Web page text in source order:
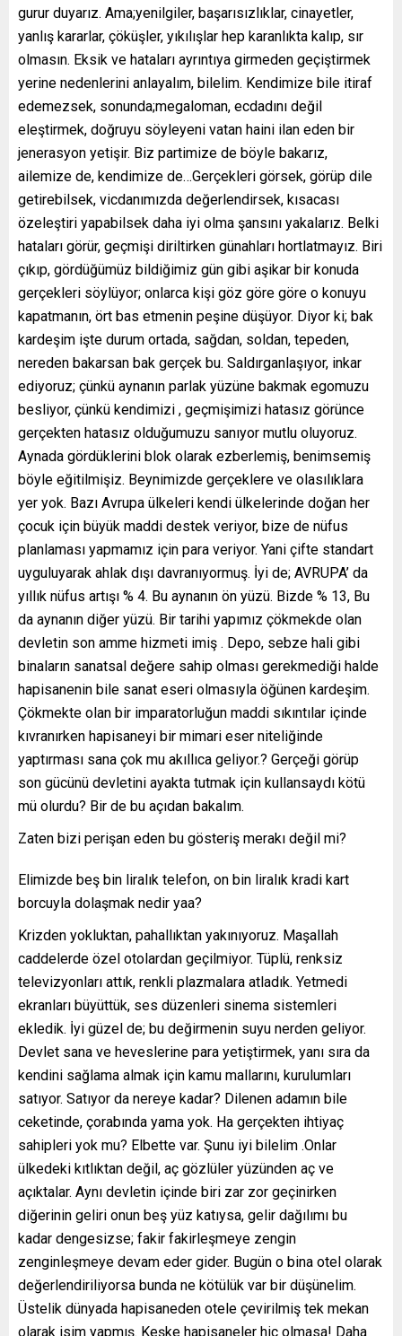
gurur duyarız. Ama;yenilgiler, başarısızlıklar, cinayetler,
yanlış kararlar, çöküşler, yıkılışlar hep karanlıkta kalıp, sır
olmasın. Eksik ve hataları ayrıntıya girmeden geçiştirmek
yerine nedenlerini anlayalım, bilelim. Kendimize bile itiraf
edemezsek, sonunda;megaloman, ecdadını değil
eleştirmek, doğruyu söyleyeni vatan haini ilan eden bir
jenerasyon yetişir. Biz partimize de böyle bakarız,
ailemize de, kendimize de…Gerçekleri görsek, görüp dile
getirebilsek, vicdanımızda değerlendirsek, kısacası
özeleştiri yapabilsek daha iyi olma şansını yakalarız. Belki
hataları görür, geçmişi diriltirken günahları hortlatmayız. Biri
çıkıp, gördüğümüz bildiğimiz gün gibi aşikar bir konuda
gerçekleri söylüyor; onlarca kişi göz göre göre o konuyu
kapatmanın, ört bas etmenin peşine düşüyor. Diyor ki; bak
kardeşim işte durum ortada, sağdan, soldan, tepeden,
nereden bakarsan bak gerçek bu. Saldırganlaşıyor, inkar
ediyoruz; çünkü aynanın parlak yüzüne bakmak egomuzu
besliyor, çünkü kendimizi , geçmişimizi hatasız görünce
gerçekten hatasız olduğumuzu sanıyor mutlu oluyoruz.
Aynada gördüklerini blok olarak ezberlemiş, benimsemiş
böyle eğitilmişiz. Beynimizde gerçeklere ve olasılıklara
yer yok. Bazı Avrupa ülkeleri kendi ülkelerinde doğan her
çocuk için büyük maddi destek veriyor, bize de nüfus
planlaması yapmamız için para veriyor. Yani çifte standart
uyguluyarak ahlak dışı davranıyormuş. İyi de; AVRUPA’ da
yıllık nüfus artışı % 4. Bu aynanın ön yüzü. Bizde % 13, Bu
da aynanın diğer yüzü. Bir tarihi yapımız çökmekde olan
devletin son amme hizmeti imiş . Depo, sebze hali gibi
binaların sanatsal değere sahip olması gerekmediği halde
hapisanenin bile sanat eseri olmasıyla öğünen kardeşim.
Çökmekte olan bir imparatorluğun maddi sıkıntılar içinde
kıvranırken hapisaneyi bir mimari eser niteliğinde
yaptırması sana çok mu akıllıca geliyor.? Gerçeği görüp
son gücünü devletini ayakta tutmak için kullansaydı kötü
mü olurdu? Bir de bu açıdan bakalım.
Zaten bizi perişan eden bu gösteriş merakı değil mi?
Elimizde beş bin liralık telefon, on bin liralık kradi kart
borcuyla dolaşmak nedir yaa?
Krizden yokluktan, pahallıktan yakınıyoruz. Maşallah
caddelerde özel otolardan geçilmiyor. Tüplü, renksiz
televizyonları attık, renkli plazmalara atladık. Yetmedi
ekranları büyüttük, ses düzenleri sinema sistemleri
ekledik. İyi güzel de; bu değirmenin suyu nerden geliyor.
Devlet sana ve heveslerine para yetiştirmek, yanı sıra da
kendini sağlama almak için kamu mallarını, kurulumları
satıyor. Satıyor da nereye kadar? Dilenen adamın bile
ceketinde, çorabında yama yok. Ha gerçekten ihtiyaç
sahipleri yok mu? Elbette var. Şunu iyi bilelim .Onlar
ülkedeki kıtlıktan değil, aç gözlüler yüzünden aç ve
açıktalar. Aynı devletin içinde biri zar zor geçinirken
diğerinin geliri onun beş yüz katıysa, gelir dağılımı bu
kadar dengesizse; fakir fakirleşmeye zengin
zenginleşmeye devam eder gider. Bugün o bina otel olarak
değerlendiriliyorsa bunda ne kötülük var bir düşünelim.
Üstelik dünyada hapisaneden otele çevirilmiş tek mekan
olarak isim yapmış. Keşke hapisaneler hiç olmasa! Daha